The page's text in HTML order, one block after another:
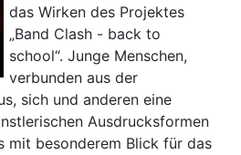
das Wirken des Projektes
„Band Clash - back to
school“. Junge Menschen,
verbunden aus der
sich und anderen eine
Ausdrucksformen
mit besonderem Blick für das